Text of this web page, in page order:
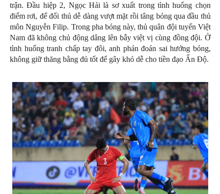
trận. Đầu hiệp 2, Ngọc Hải là sơ xuất trong tình huống chọn
điểm rơi, để đối thủ dễ dàng vượt mặt rồi tâng bóng qua đầu thủ
môn Nguyễn Filip. Trong pha bóng này, thủ quân đội tuyển Việt
Nam đã không chủ động dâng lên bẫy việt vị cùng đồng đội. Ở
tình huống tranh chấp tay đôi, anh phán đoán sai hướng bóng,
không giữ thăng bằng đủ tốt để gây khó dễ cho tiền đạo Ấn Độ.